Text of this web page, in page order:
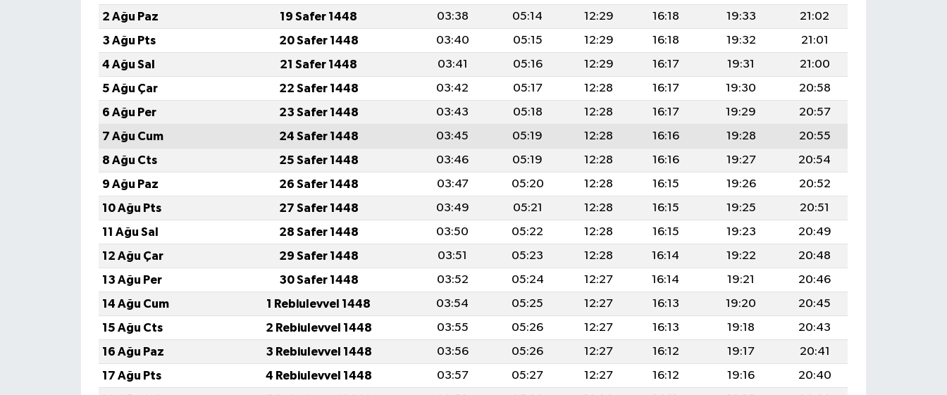
2 Ağu Paz
19 Safer 1448 03:38 05:14 12:29 16:18 19:33
21:02
3 Ağu Pts
20 Safer 1448 03:40 05:15 12:29 16:18 19:32
21:01
4 Ağu Sal
21 Safer 1448 03:41 05:16 12:29 16:17 19:31
21:00
5 Ağu Çar
22 Safer 1448 03:42 05:17 12:28 16:17 19:30
20:58
6 Ağu Per
23 Safer 1448 03:43 05:18 12:28 16:17 19:29
20:57
7 Ağu Cum
24 Safer 1448 03:45 05:19 12:28 16:16 19:28
20:55
8 Ağu Cts
25 Safer 1448 03:46 05:19 12:28 16:16 19:27
20:54
9 Ağu Paz
26 Safer 1448 03:47 05:20 12:28 16:15 19:26
20:52
10 Ağu Pts
27 Safer 1448 03:49 05:21 12:28 16:15 19:25
20:51
11 Ağu Sal
28 Safer 1448 03:50 05:22 12:28 16:15 19:23
20:49
12 Ağu Çar
29 Safer 1448 03:51 05:23 12:28 16:14 19:22
20:48
13 Ağu Per
30 Safer 1448 03:52 05:24 12:27 16:14 19:21
20:46
14 Ağu Cum
1 Rebiulevvel 1448 03:54 05:25 12:27 16:13 19:20
20:45
15 Ağu Cts
2 Rebiulevvel 1448 03:55 05:26 12:27 16:13 19:18
20:43
16 Ağu Paz
3 Rebiulevvel 1448 03:56 05:26 12:27 16:12 19:17
20:41
17 Ağu Pts
4 Rebiulevvel 1448 03:57 05:27 12:27 16:12 19:16
20:40